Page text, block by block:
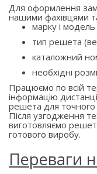
Для оформлення
нашими фахівцями
марку і
тип решета
каталожний
необхідні
Працюємо по всій
інформацію
решета для точного
Після узгодження
виготовляємо
готового виробу.
Переваги